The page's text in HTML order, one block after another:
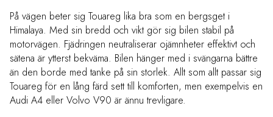
På vägen beter sig Touareg lika bra som en bergsget i
Himalaya. Med sin bredd och vikt gör sig bilen stabil på
motorvägen. Fjädringen neutraliserar ojämnheter effektivt och
sätena är ytterst bekväma. Bilen hänger med i svängarna bättre
än den borde med tanke på sin storlek. Allt som allt passar sig
Touareg för en lång färd sett till komforten, men exempelvis en
Audi A4 eller Volvo V90 är ännu trevligare.